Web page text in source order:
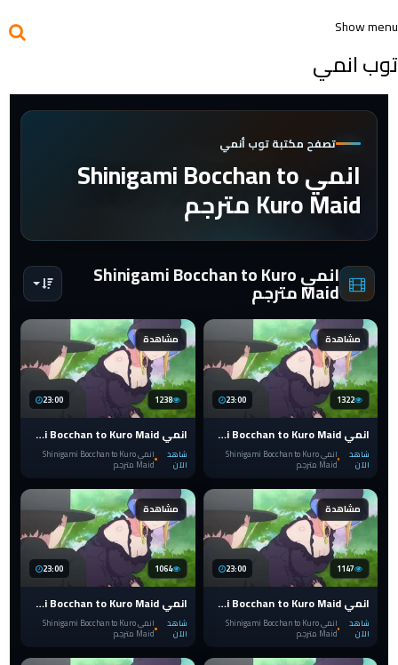
Show menu
توب انمي
تصفح مكتبة توب أنمي
انمي Shinigami Bocchan to
Kuro Maid مترجم
انمي Shinigami Bocchan to Kuro
Maid مترجم
مشاهدة
23:00 1322
انمي Shinigami Bocchan to Kuro Maid الحلقة 12 والاخيرة الدوق حاصد الأرواح و الخادمة السوداء مترجم
شاهد
الآن
انمي Shinigami Bocchan to Kuro
Maid مترجم
مشاهدة
23:00 1238
انمي Shinigami Bocchan to Kuro Maid الحلقة 11 الدوق حاصد الأرواح و الخادمة السوداء مترجم
شاهد
الآن
انمي Shinigami Bocchan to Kuro
Maid مترجم
مشاهدة
23:00 1147
انمي Shinigami Bocchan to Kuro Maid الحلقة 10 الدوق حاصد الأرواح و الخادمة السوداء مترجم
شاهد
الآن
انمي Shinigami Bocchan to Kuro
Maid مترجم
مشاهدة
23:00 1064
انمي Shinigami Bocchan to Kuro Maid الحلقة 9 الدوق حاصد الأرواح و الخادمة السوداء مترجم
شاهد
الآن
انمي Shinigami Bocchan to Kuro
Maid مترجم